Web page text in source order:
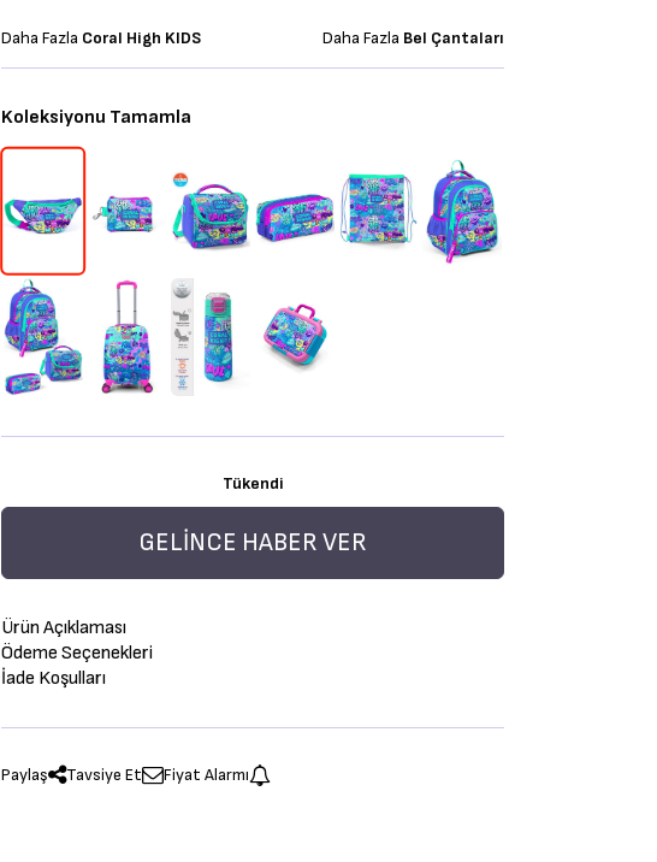
Daha Fazla Coral High KIDS Daha Fazla Bel Çantaları
Koleksiyonu Tamamla
Tükendi
GELINCE HABER VER
Ürün Açıklaması
Ödeme Seçenekleri
İade Koşulları
Paylaş Tavsiye Et Fiyat Alarmı